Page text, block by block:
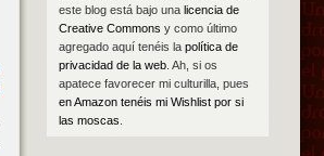
este blog está bajo una licencia de
Creative Commons y como último
agregado aquí tenéis la política de
privacidad de la web. Ah, si os
apatece favorecer mi culturilla, pues
en Amazon tenéis mi Wishlist por si
las moscas